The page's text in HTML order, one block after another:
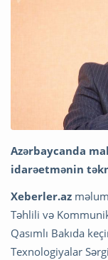
Azərbaycanda
idarəetmənin
Xeberler.az
Təhlili və
Qasımlı Bakıda
Texnologiyalar